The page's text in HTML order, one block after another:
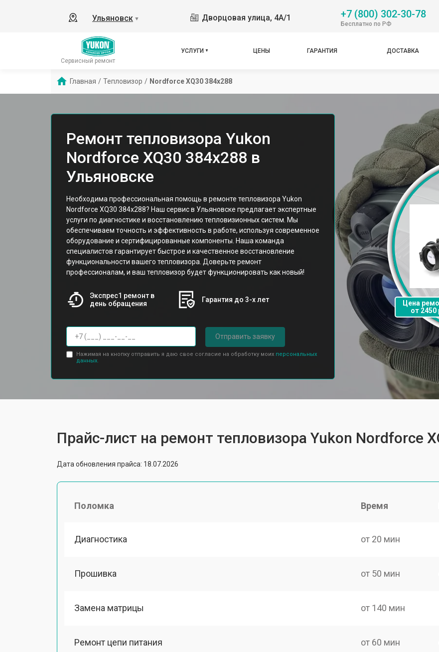
Ульяновск ▼ Дворцовая улица, 4А/1 +7 (800) 302-30-78
Бесплатно по РФ
Сервисный ремонт
УСЛУГИ ЦЕНЫ ГАРАНТИЯ ДОСТАВКА
Главная / Тепловизор / Nordforce XQ30 384x288
Ремонт тепловизора Yukon
Nordforce XQ30 384x288 в
Ульяновске
Необходима профессиональная помощь в ремонте тепловизора Yukon
Nordforce XQ30 384x288? Наш сервис в Ульяновске предлагает экспертные
услуги по диагностике и восстановлению тепловизионных систем. Мы
обеспечиваем точность и эффективность в работе, используя современное
оборудование и сертифицированные компоненты. Наша команда
специалистов гарантирует быстрое и качественное восстановление
функциональности вашего тепловизора. Доверьте ремонт
профессионалам, и ваш тепловизор будет функционировать как новый!
Экспрес1 ремонт в
день обращения
Гарантия до 3-х лет
Отправить заявку
Нажимая на кнопку отправить я даю свое согласие на обработку моих персональных
данных.
Цена
от 2450
Прайс-лист на ремонт тепловизора Yukon Nordforce
Дата обновления прайса: 18.07.2026
Поломка Время
Диагностика от 20 мин
Прошивка от 50 мин
Замена матрицы от 140 мин
Ремонт цепи питания от 60 мин